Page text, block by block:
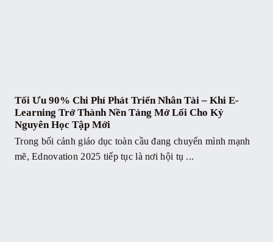
Tối Ưu 90% Chi Phí Phát Triển Nhân Tài – Khi E-
Learning Trở Thành Nền Tảng Mở Lối Cho Kỷ
Nguyên Học Tập Mới
Trong bối cảnh giáo dục toàn cầu đang chuyển mình mạnh
mẽ, Ednovation 2025 tiếp tục là nơi hội tụ ...